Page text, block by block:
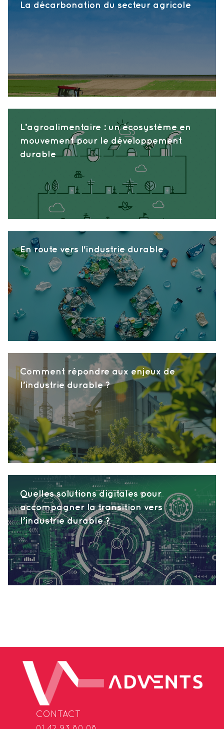
La décarbonation du secteur agricole
L’agroalimentaire : un écosystème en
mouvement pour le développement
durable
En route vers l'industrie durable
Comment répondre aux enjeux de
l’industrie durable ?
Quelles solutions digitales pour
accompagner la transition vers
l’industrie durable ?
CONTACT